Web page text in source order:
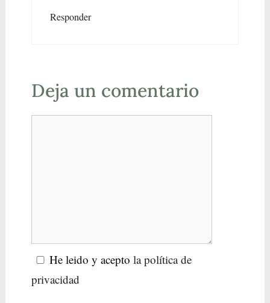
Responder
Deja un comentario
He leido y acepto la política de
privacidad